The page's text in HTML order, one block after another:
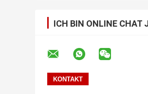
ICH BIN ONLINE CHAT